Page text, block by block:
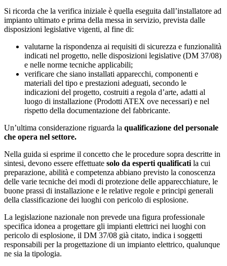
Si ricorda che la verifica iniziale è quella eseguita dall’installatore ad
impianto ultimato e prima della messa in servizio, prevista dalle
disposizioni legislative vigenti, al fine di:
valutarne la rispondenza ai requisiti di sicurezza e funzionalità
indicati nel progetto, nelle disposizioni legislative (DM 37/08)
e nelle norme tecniche applicabili;
verificare che siano installati apparecchi, componenti e
materiali del tipo e prestazioni adeguati, secondo le
indicazioni del progetto, costruiti a regola d’arte, adatti al
luogo di installazione (Prodotti ATEX ove necessari) e nel
rispetto della documentazione del fabbricante.
Un’ultima considerazione riguarda la qualificazione del personale
che opera nel settore.
Nella guida si esprime il concetto che le procedure sopra descritte in
sintesi, devono essere effettuate solo da esperti qualificati la cui
preparazione, abilità e competenza abbiano previsto la conoscenza
delle varie tecniche dei modi di protezione delle apparecchiature, le
buone prassi di installazione e le relative regole e principi generali
della classificazione dei luoghi con pericolo di esplosione.
La legislazione nazionale non prevede una figura professionale
specifica idonea a progettare gli impianti elettrici nei luoghi con
pericolo di esplosione, il DM 37/08 già citato, indica i soggetti
responsabili per la progettazione di un impianto elettrico, qualunque
ne sia la tipologia.